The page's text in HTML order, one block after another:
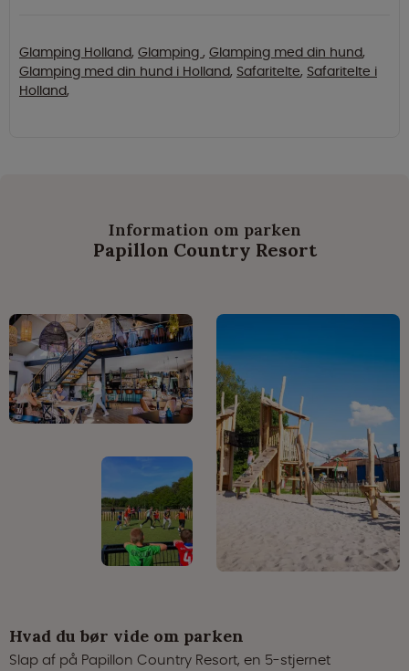
Glamping Holland, Glamping , Glamping med din hund,
Glamping med din hund i Holland, Safaritelte, Safaritelte i
Holland,
Information om parken
Papillon Country Resort
Hvad du bør vide om parken
Slap af på Papillon Country Resort, en 5-stjernet